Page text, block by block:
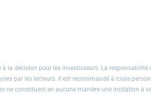
la décision pour les investisseurs. La responsabilité
par les lecteurs. Il est recommandé à toute
constituent en aucune manière une incitation à